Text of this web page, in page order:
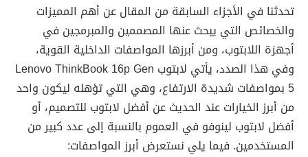
تحدثنا في الأجزاء السابقة من المقال عن أهم المميزات
والخصائص التي يبحث عنها المصممين والمبرمجين في
أجهزة اللابتوب، ومن أبرزها المواصفات الداخلية القوية،
وفي هذا الصدد، يأتي لابتوب Lenovo ThinkBook 16p Gen
5 بمواصفات شديدة الارتفاع، وهي التي تؤهله ليكون واحد
من أبرز الخيارات عند الحديث عن أفضل لابتوب للتصميم، أو
أفضل لابتوب لينوفو في العموم بالنسبة إلى عدد كبير من
المستخدمين. فيما يلي نستعرض أبرز المواصفات: